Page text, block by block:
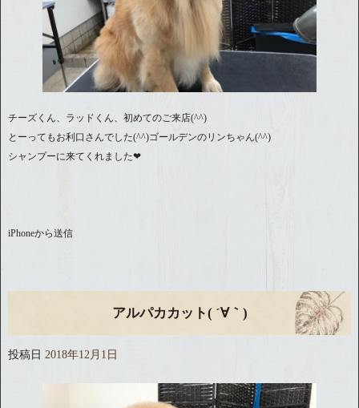
チーズくん、ラッドくん、初めてのご来店(^^)
とーってもお利口さんでした(^^)ゴールデンのリンちゃん(^^)
シャンプーに来てくれました❤︎
iPhoneから送信
アルパカカット( ´∀｀)
投稿日 2018年12月1日